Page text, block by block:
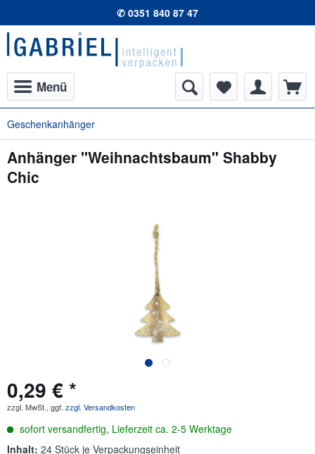
✆ 0351 840 87 47
Menü
Geschenkanhänger
Anhänger "Weihnachtsbaum" Shabby
Chic
0,29 € *
zzgl. MwSt., ggf. zzgl. Versandkosten
sofort versandfertig, Lieferzeit ca. 2-5 Werktage
Inhalt: 24 Stück je Verpackungseinheit